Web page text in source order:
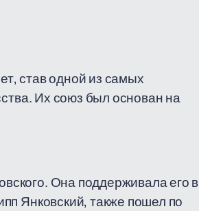
став одной из самых
Их союз был основан на
Она поддерживала его в
Янковский, также пошел по